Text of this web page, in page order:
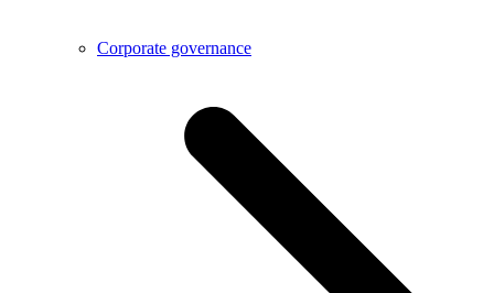
Corporate governance